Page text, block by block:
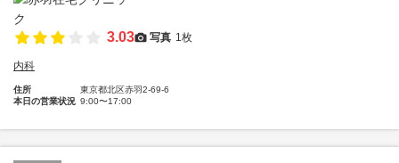
3.03 写真 1枚
内科
住所
東京都北区赤羽2-69-6
本日の営業状況 9:00〜17:00